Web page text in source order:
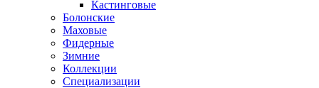
Кастинговые
Болонские
Маховые
Фидерные
Зимние
Коллекции
Специализации